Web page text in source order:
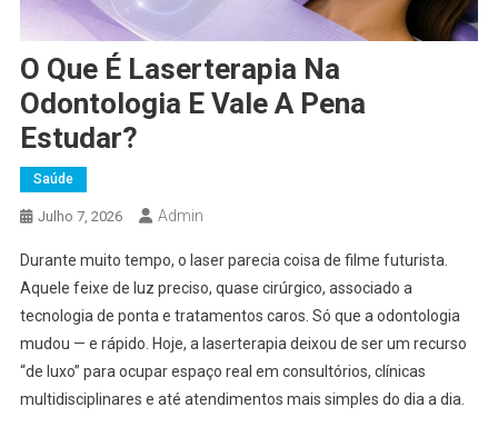
O Que É Laserterapia Na
Odontologia E Vale A Pena
Estudar?
Saúde
Julho 7, 2026 Admin
Durante muito tempo, o laser parecia coisa de filme futurista.
Aquele feixe de luz preciso, quase cirúrgico, associado a
tecnologia de ponta e tratamentos caros. Só que a odontologia
mudou — e rápido. Hoje, a laserterapia deixou de ser um recurso
“de luxo” para ocupar espaço real em consultórios, clínicas
multidisciplinares e até atendimentos mais simples do dia a dia.